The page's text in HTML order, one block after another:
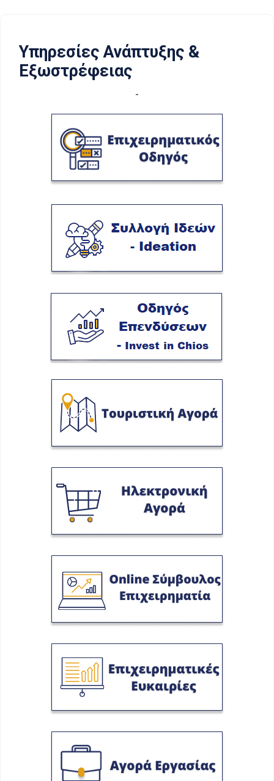
Υπηρεσίες Ανάπτυξης &
Εξωστρέφειας
-